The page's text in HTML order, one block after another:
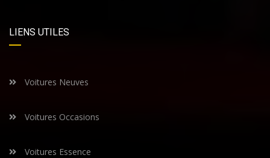
LIENS UTILES
Voitures Neuves
Voitures Occasions
Voitures Essence